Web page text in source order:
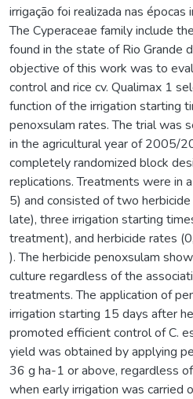
irrigação foi realizada nas épocas
The Cyperaceae family include
found in the state of Rio Grande
objective of this work was to
control and rice cv. Qualimax 1
function of the irrigation starting
penoxsulam rates. The trial was
in the agricultural year of 2005/
completely randomized block
replications. Treatments were in
5) and consisted of two
late), three irrigation starting
treatment), and herbicide rates
). The herbicide penoxsulam
culture regardless of the
treatments. The application of
irrigation starting 15 days after
promoted efficient control of C.
yield was obtained by applying
36 g ha-1 or above, regardless
when early irrigation was carried